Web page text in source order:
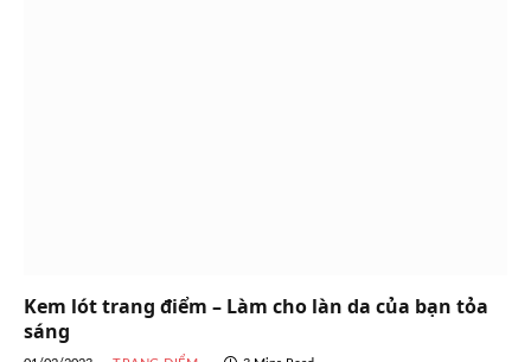
Kem lót trang điểm – Làm cho làn da của bạn tỏa
sáng